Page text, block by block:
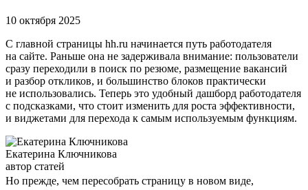
10 октября 2025
C главной страницы hh.ru начинается путь работодателя
на сайте. Раньше она не задерживала внимание: пользователи
сразу переходили в поиск по резюме, размещение вакансий
и разбор откликов, и большинство блоков практически
не использовались. Теперь это удобный дашборд работодателя
с подсказками, что стоит изменить для роста эффективности,
и виджетами для перехода к самым используемым функциям.
Екатерина Ключникова
автор статей
Но прежде, чем пересобрать страницу в новом виде,